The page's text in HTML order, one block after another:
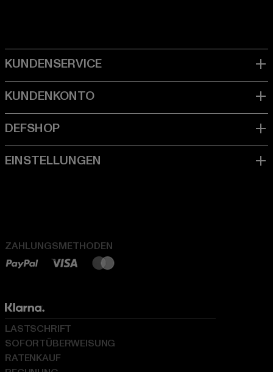
ZAHLUNGSMETHODEN
LASTSCHRIFT
SOFORTÜBERWEISUNG
RATENKAUF